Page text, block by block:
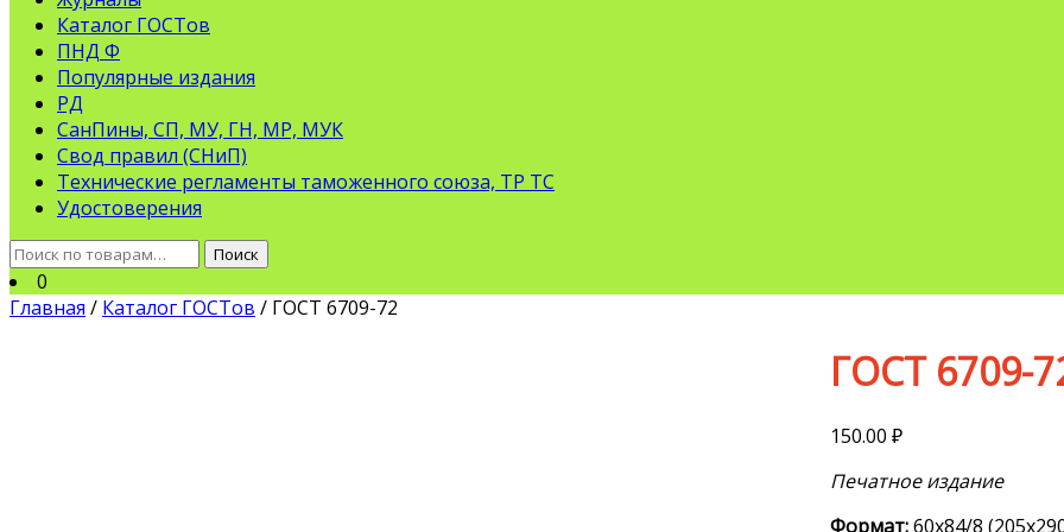
Каталог ГОСТов
ПНД Ф
Популярные издания
РД
СанПины, СП, МУ, ГН, МР, МУК
Свод правил (СНиП)
Технические регламенты таможенного союза, ТР ТС
Удостоверения
Искать:
Поиск
0
Главная / Каталог ГОСТов / ГОСТ 6709-72
ГОСТ 6709-
150.00 ₽
Печатное издание
Формат:60х84/8